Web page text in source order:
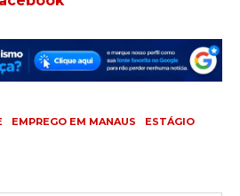
EMPREGO EM MANAUS
ESTÁGIO